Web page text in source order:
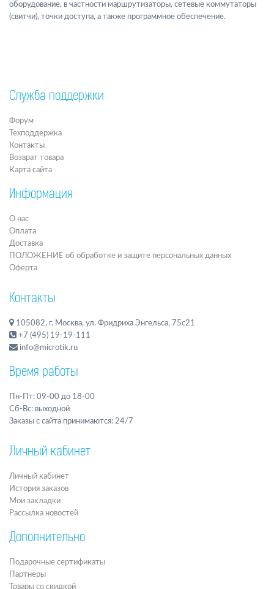
оборудование, в частности маршрутизаторы, сетевые коммутаторы
(свитчи), точки доступа, а также программное обеспечение.
Служба поддержки
Форум
Техподдержка
Контакты
Возврат товара
Карта сайта
Информация
О нас
Оплата
Доставка
ПОЛОЖЕНИЕ об обработке и защите персональных данных
Оферта
Контакты
105082, г. Москва, ул. Фридриха Энгельса, 75с21
+7 (495) 19-19-111
info@microtik.ru
Время работы
Пн-Пт: 09-00 до 18-00
Сб-Вс: выходной
Заказы с сайта принимаются: 24/7
Личный кабинет
Личный кабинет
История заказов
Мои закладки
Рассылка новостей
Дополнительно
Подарочные сертификаты
Партнёры
Товары со скидкой